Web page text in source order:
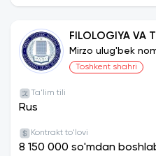
FILOLOGIYA VA
Mirzo ulug'bek
universiteti
Toshkent shahri
Ta'lim tili
Rus
Kontrakt to'lovi
8 150 000 so'mdan